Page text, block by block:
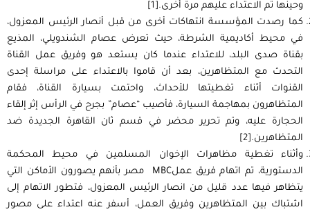
وحينها تم الاعتداء عليهم مرة أخرى.[1]
كما رصدت المؤسسة انتهاكات أخرى من قبل أنصار الرئيس المعزول،
في محيط أكاديمية الشرطة، حيث تعرض عصام الشندويلي، المذيع
بقناة صدى البلد، للاعتداء عندما كان يستعد هو وفريق عمل القناة
التحدث مع المتظاهرين، بعد أن قاموا بالاعتداء على مراسلة إحدى
القنوات أثناء تغطيتها للأحداث، واحتمت بسيارة القناة، فقام
المتظاهرون بمهاجمة السيارة، فأصيب “عصام” بجرح في الرأس إثر إلقاء
الحجارة عليه، وتم تحرير محضر في قسم ثان القاهرة الجديدة ضد
المتظاهرين.[2]
وأثناء تغطية مظاهرات الإخوان المسلمين في محيط المحكمة
الدستورية، تم اتهام فريق عملMBC مصر بأنهم يصورون الأماكن التي
يتظاهر فيها عدد قليل من انصار الرئيس المعزول، فتطور الاتهام إلى
اشتباك بين المتظاهرين وفريق العمل، أسفر عنه اعتداء على مصور